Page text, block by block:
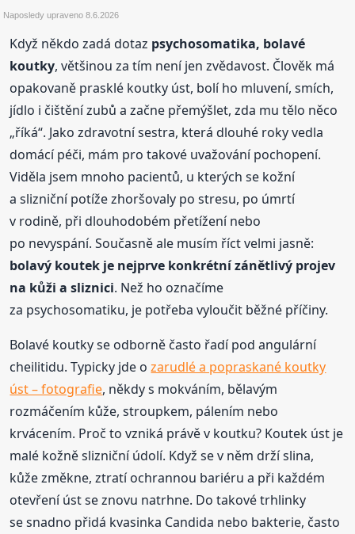
Naposledy upraveno8.6.2026
Když někdo zadá dotaz psychosomatika, bolavé
koutky, většinou za tím není jen zvědavost. Člověk má
opakovaně prasklé koutky úst, bolí ho mluvení, smích,
jídlo i čištění zubů a začne přemýšlet, zda mu tělo něco
„říká“. Jako zdravotní sestra, která dlouhé roky vedla
domácí péči, mám pro takové uvažování pochopení.
Viděla jsem mnoho pacientů, u kterých se kožní
a slizniční potíže zhoršovaly po stresu, po úmrtí
v rodině, při dlouhodobém přetížení nebo
po nevyspání. Současně ale musím říct velmi jasně:
bolavý koutek je nejprve konkrétní zánětlivý projev
na kůži a sliznici. Než ho označíme
za psychosomatiku, je potřeba vyloučit běžné příčiny.
Bolavé koutky se odborně často řadí pod angulární
cheilitidu. Typicky jde ozarudlé a popraskané koutky
úst – fotografie, někdy s mokváním, bělavým
rozmáčením kůže, stroupkem, pálením nebo
krvácením. Proč to vzniká právě v koutku? Koutek úst je
malé kožně slizniční údolí. Když se v něm drží slina,
kůže změkne, ztratí ochrannou bariéru a při každém
otevření úst se znovu natrhne. Do takové trhlinky
se snadno přidá kvasinka Candida nebo bakterie, často